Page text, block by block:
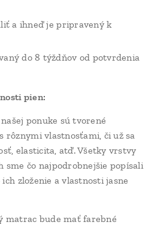
a ihneď je pripravený k
do 8 týždňov od potvrdenia
pien:
ponuke sú tvorené
rôznymi vlastnosťami, či už sa
elasticita, atď. Všetky vrstvy
čo najpodrobnejšie popísali
zloženie a vlastnosti jasne
matrac bude mať farebné